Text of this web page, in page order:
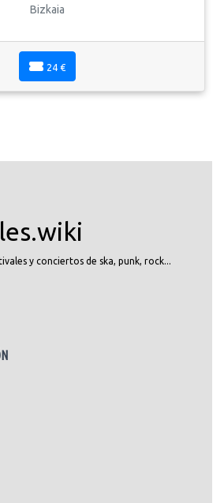
Bizkaia
24 €
y conciertos de ska, punk, rock...